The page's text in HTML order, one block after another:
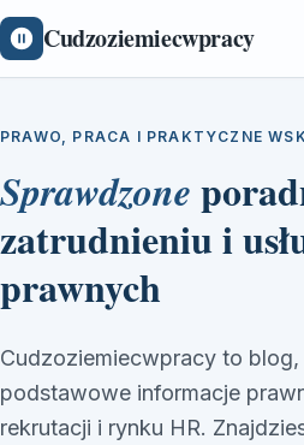
Cudzoziemiecwpracy
PRAWO, PRACA I PRAKTYCZNE
Sprawdzone
zatrudnieniu i
prawnych
Cudzoziemiecwpracy to blog,
podstawowe informacje
rekrutacji i rynku HR.